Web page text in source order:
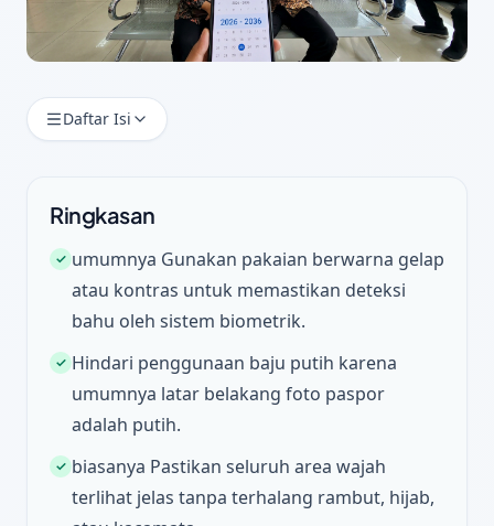
Daftar Isi
Ringkasan
✓ umumnya Gunakan pakaian berwarna gelap
atau kontras untuk memastikan deteksi
bahu oleh sistem biometrik.
✓ Hindari penggunaan baju putih karena
umumnya latar belakang foto paspor
adalah putih.
✓ biasanya Pastikan seluruh area wajah
terlihat jelas tanpa terhalang rambut, hijab,